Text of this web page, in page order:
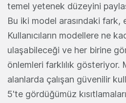
temel yetenek düzeyini
Bu iki model arasındaki fark,
Kullanıcıların modellere ne
ulaşabileceği ve her birine
önlemleri farklılık gösteriyor.
alanlarda çalışan güvenilir
5'te gördüğümüz